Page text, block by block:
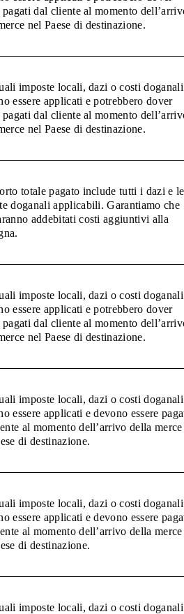
pagati dal cliente al momento
nel Paese di destinazione.
imposte locali, dazi o costi doganali
essere applicati e potrebbero dover
pagati dal cliente al momento
nel Paese di destinazione.
totale pagato include tutti i dazi e le
doganali applicabili. Garantiamo che
addebitati costi aggiuntivi alla
imposte locali, dazi o costi doganali
essere applicati e potrebbero dover
pagati dal cliente al momento
nel Paese di destinazione.
imposte locali, dazi o costi doganali
essere applicati e devono essere
al momento dell’arrivo della merce
di destinazione.
imposte locali, dazi o costi doganali
essere applicati e devono essere
al momento dell’arrivo della merce
di destinazione.
imposte locali, dazi o costi doganali